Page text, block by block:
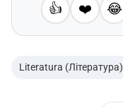
👍 ❤️ 😂
Literatura (Література)